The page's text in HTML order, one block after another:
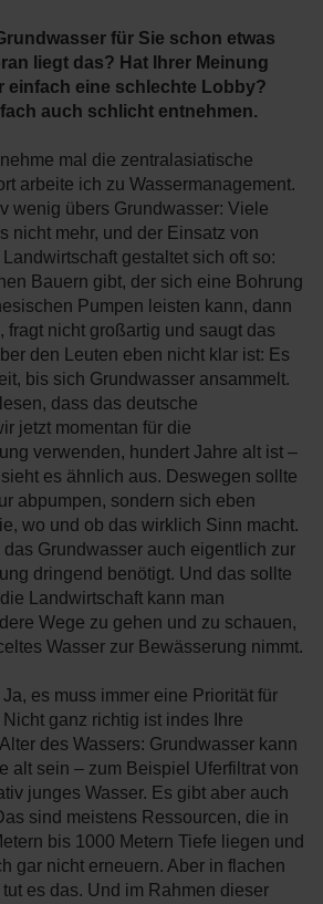
für Sie schon etwas
liegt das? Hat Ihrer Meinung
einfach eine schlechte Lobby?
auch schlicht entnehmen.
mal die zentralasiatische
arbeite ich zu Wassermanagement.
wenig übers Grundwasser: Viele
nicht mehr, und der Einsatz von
gestaltet sich oft so:
Bauern gibt, der sich eine Bohrung
Pumpen leisten kann, dann
fragt nicht großartig und saugt das
den Leuten eben nicht klar ist: Es
bis sich Grundwasser ansammelt.
dass das deutsche
jetzt momentan für die
verwenden, hundert Jahre alt ist –
es ähnlich aus. Deswegen sollte
abpumpen, sondern sich eben
wo und ob das wirklich Sinn macht.
das Grundwasser auch eigentlich zur
dringend benötigt. Und das sollte
Landwirtschaft kann man
Wege zu gehen und zu schauen,
Wasser zur Bewässerung nimmt.
es muss immer eine Priorität für
ganz richtig ist indes Ihre
des Wassers: Grundwasser kann
alt sein – zum Beispiel Uferfiltrat von
junges Wasser. Es gibt aber auch
sind meistens Ressourcen, die in
bis 1000 Metern Tiefe liegen und
gar nicht erneuern. Aber in flachen
es das. Und im Rahmen dieser